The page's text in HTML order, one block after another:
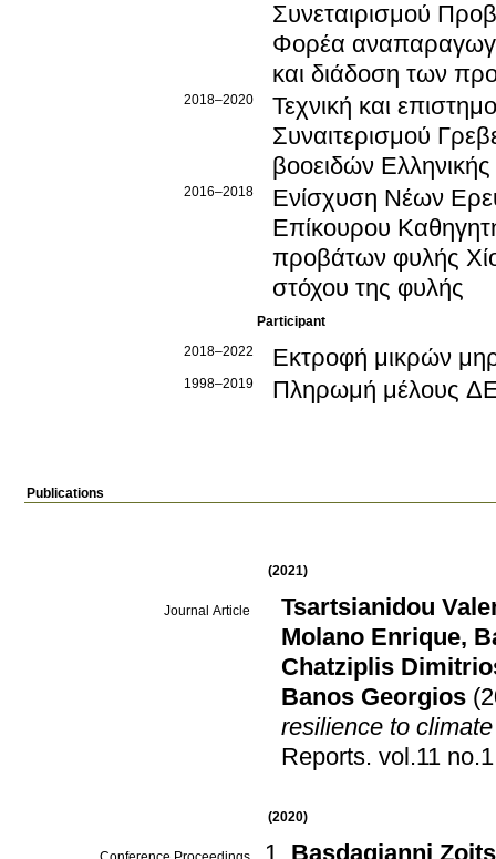
Συνεταιρισμού
Φορέα
και διάδοση των
2018–2020
Τεχνική και
Συναιτερισμού
βοοειδών
2016–2018
Ενίσχυση Νέων
Επίκουρου
προβάτων φυλής
στόχου της φυλής
Participant
2018–2022
Εκτροφή μικρών
1998–2019 Πληρωμή μέλους
Publications
(2021)
Journal Article
Tsartsianidou
Molano Enrique,
Chatziplis
Banos Georgios
resilience to
Reports. vol.11 no.1
(2020)
Basdagianni